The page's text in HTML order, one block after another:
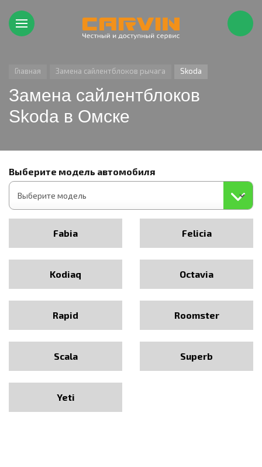
Главная Замена сайлентблоков рычага Skoda
Замена сайлентблоков
Skoda в Омске
Выберите модель автомобиля
Fabia Felicia
Kodiaq Octavia
Rapid Roomster
Scala Superb
Yeti